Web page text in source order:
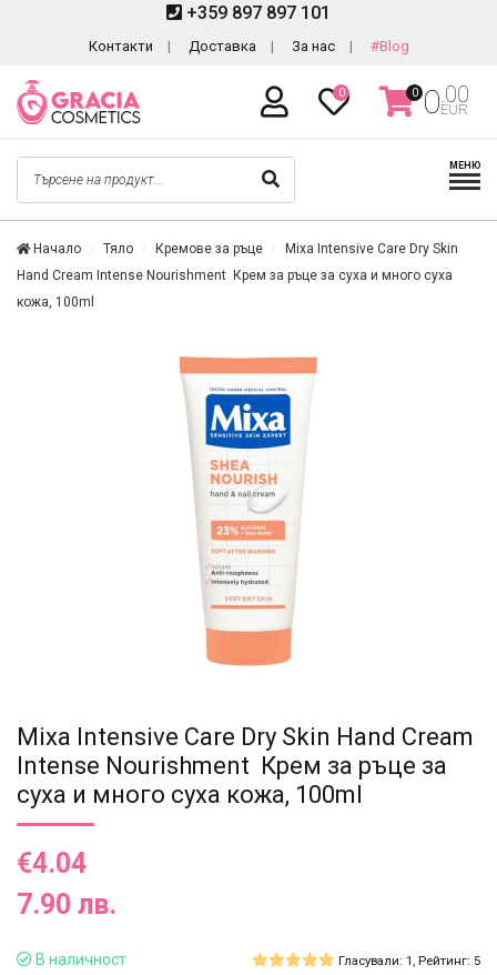
+359 897 897 101
Контакти Доставка За нас #Blog
0 0 0.00
EUR
МЕНЮ
Начало Тяло Кремове за ръце
Mixa Intensive Care Dry Skin
Hand Cream Intense Nourishment Крем за ръце за суха и много суха
кожа, 100ml
Mixa Intensive Care Dry Skin Hand Cream
Intense Nourishment Крем за ръце за
суха и много суха кожа, 100ml
€4.04
7.90 лв.
В наличност Гласували: 1, Рейтинг: 5